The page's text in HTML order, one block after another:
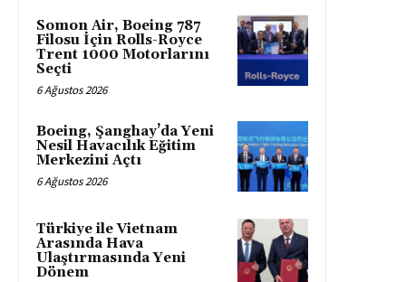
Somon Air, Boeing 787
Filosu İçin Rolls-Royce
Trent 1000 Motorlarını
Seçti
6 Ağustos 2026
Boeing, Şanghay’da Yeni
Nesil Havacılık Eğitim
Merkezini Açtı
6 Ağustos 2026
Türkiye ile Vietnam
Arasında Hava
Ulaştırmasında Yeni
Dönem